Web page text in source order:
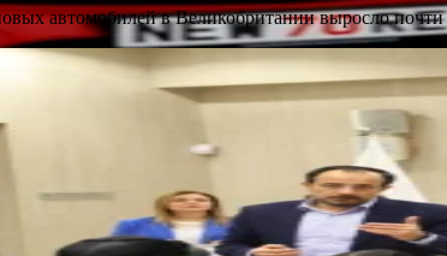
автомобилей в Великобритании выросло